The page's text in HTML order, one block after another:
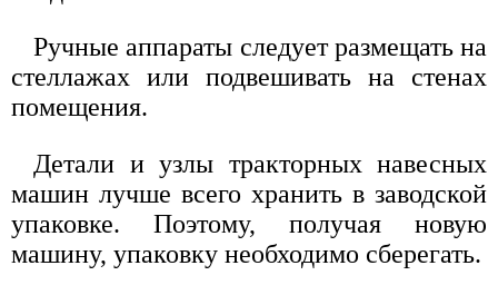
Ручные аппараты следует размещать на
стеллажах или подвешивать на стенах
помещения.
Детали и узлы тракторных навесных
машин лучше всего хранить в заводской
упаковке. Поэтому, получая новую
машину, упаковку необходимо сберегать.